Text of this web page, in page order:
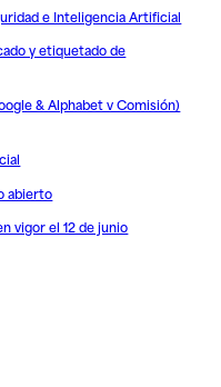
e Inteligencia Artificial
y etiquetado de
& Alphabet v Comisión)
abierto
vigor el 12 de junio